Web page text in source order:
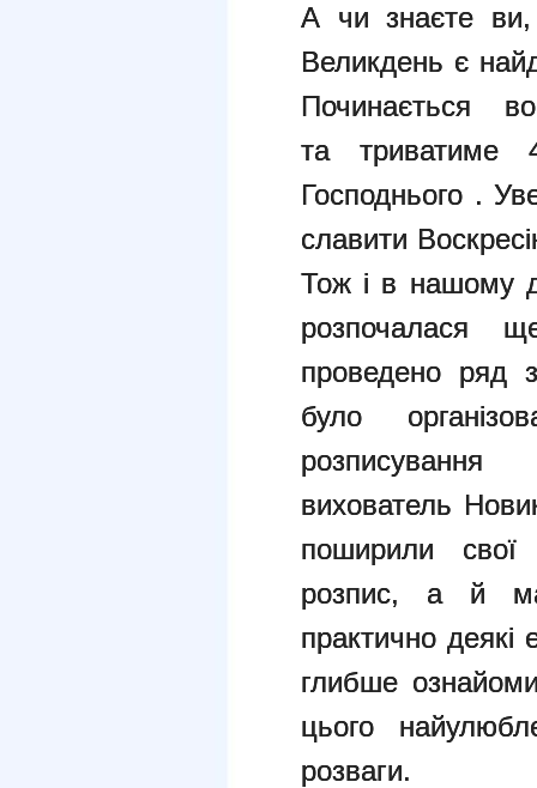
А чи знаєте
Великдень є
Починається
та
Господнього .
славити
Тож і в нашому
розпочалася
проведено ряд
було
вихователь
поширили
розпис, а й
практично деякі
глибше
цього
розваги.